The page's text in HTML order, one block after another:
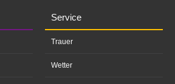
Service
Trauer
Wetter